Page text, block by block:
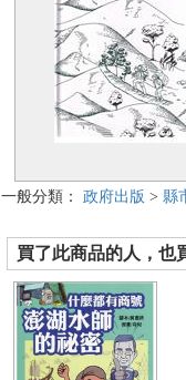
一般分類： 政府出版 > 縣
買了此商品的人，也